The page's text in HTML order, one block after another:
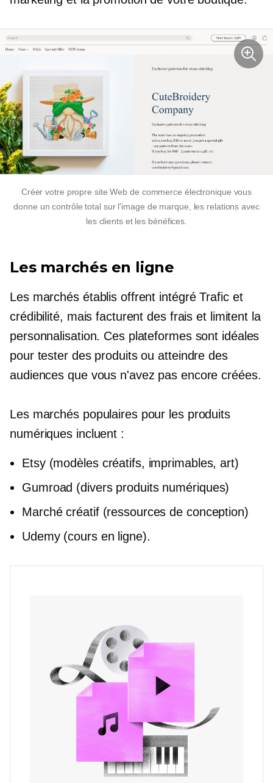
Créer votre propre site Web de commerce électronique vous
donne un contrôle total sur l'image de marque, les relations avec
les clients et les bénéfices.
Les marchés en ligne
Les marchés établis offrent intégréTrafic et
crédibilité, mais facturent des frais et limitent la
personnalisation. Ces plateformes sont idéales
pour tester des produits ou atteindre des
audiences que vous n'avez pas encore créées.
Les marchés populaires pour les produits
numériques incluent :
Etsy (modèles créatifs, imprimables, art)
Gumroad (divers produits numériques)
Marché créatif (ressources de conception)
Udemy (cours en ligne).